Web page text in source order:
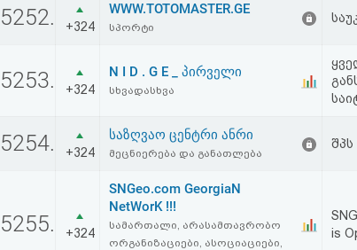
5252. +324
WWW.TOTOMASTER.GE
სპორტი
5253. +324
N I D . G E _ პირველი
სხვადასხვა
5254. +324
საზღვაო ცენტრი ანრი
მეცნიერება და განათლება
5255. +324
SNGeo.com GeorgiaN
NetWorK !!!
სამართალი, არასამთავრობო
ორგანიზაციები, ასოციაციები,
is